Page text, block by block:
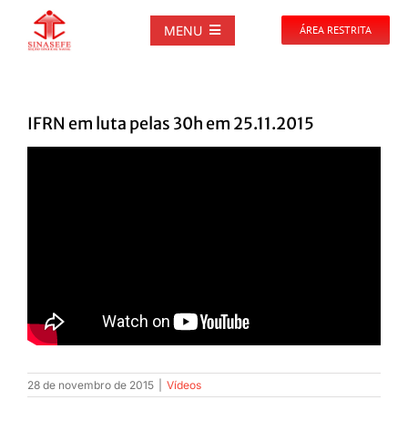
MENU
NOTÍCIAS
GALERIAS
EVENTOS
ÁREA RESTRITA
IFRN em luta pelas 30h em 25.11.2015
28 de novembro de 2015 Vídeos